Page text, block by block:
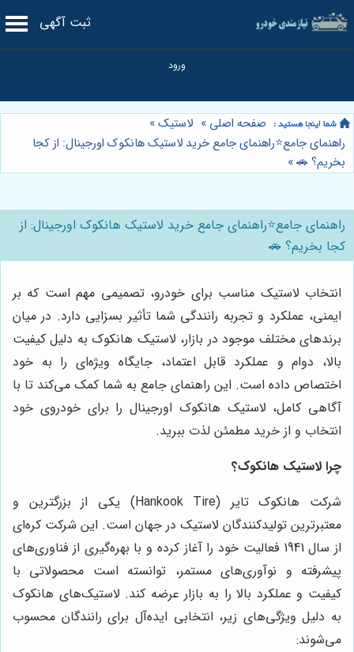
ثبت آگهی
صفحه اصلی » لاستیک»
راهنمای جامع⭐️راهنمای جامع خرید لاستیک هانکوک اورجینال: از کجا
بخریم؟ 🚗»
راهنمای جامع⭐️راهنمای جامع خرید لاستیک هانکوک اورجینال: از
کجا بخریم؟ 🚗
انتخاب لاستیک مناسب برای خودرو، تصمیمی مهم است که بر
ایمنی، عملکرد و تجربه رانندگی شما تأثیر بسزایی دارد. در میان
برندهای مختلف موجود در بازار، لاستیک هانکوک به دلیل کیفیت
بالا، دوام و عملکرد قابل اعتماد، جایگاه ویژه‌ای را به خود
اختصاص داده است. این راهنمای جامع به شما کمک می‌کند تا با
آگاهی کامل، لاستیک هانکوک اورجینال را برای خودروی خود
انتخاب و از خرید مطمئن لذت ببرید.
چرا لاستیک هانکوک؟
شرکت هانکوک تایر (Hankook Tire) یکی از بزرگترین و
معتبرترین تولیدکنندگان لاستیک در جهان است. این شرکت کره‌ای
از سال 1941 فعالیت خود را آغاز کرده و با بهره‌گیری از فناوری‌های
پیشرفته و نوآوری‌های مستمر، توانسته است محصولاتی با
کیفیت و عملکرد بالا را به بازار عرضه کند. لاستیک‌های هانکوک
به دلیل ویژگی‌های زیر، انتخابی ایده‌آل برای رانندگان محسوب
می‌شوند: